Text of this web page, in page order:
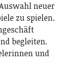
neuer
zu spielen.
begleiten.
und